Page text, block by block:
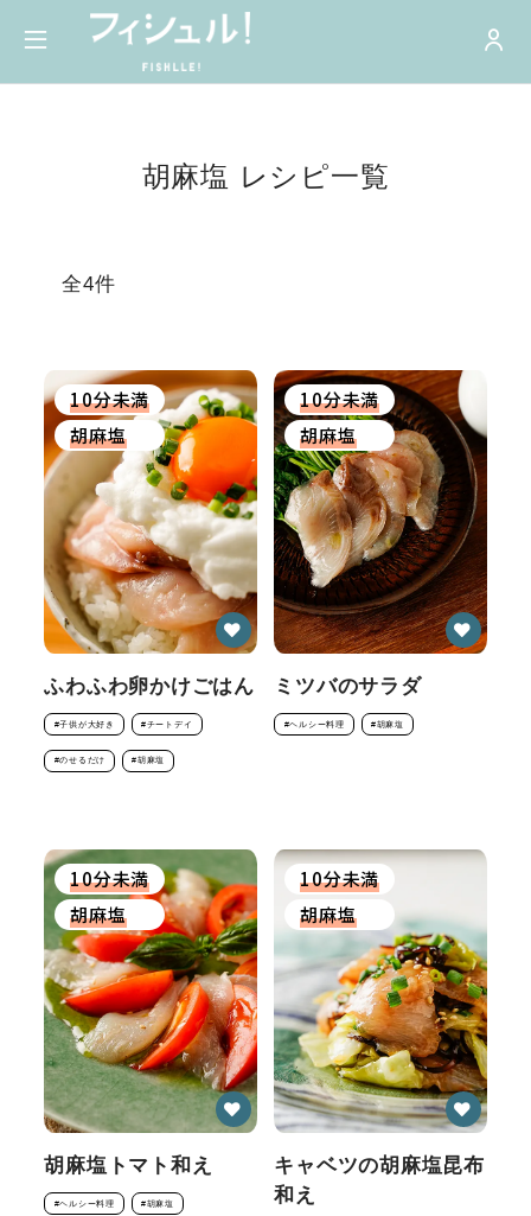
胡麻塩 レシピ一覧
全4件
10分未満
胡麻塩
ふわふわ卵かけごはん
#子供が大好き #チートデイ
#のせるだけ #胡麻塩
10分未満
胡麻塩
ミツバのサラダ
#ヘルシー料理 #胡麻塩
10分未満
胡麻塩
胡麻塩トマト和え
#ヘルシー料理 #胡麻塩
10分未満
胡麻塩
キャベツの胡麻塩昆布
和え